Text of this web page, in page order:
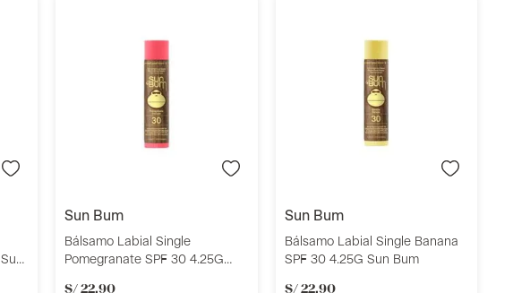
sun bum
Bálsamo Labial Single
Pomegranate SPF 30 4.25G
S/ 22.90
sun bum
Bálsamo Labial Single Banana
SPF 30 4.25G Sun Bum
S/ 22.90